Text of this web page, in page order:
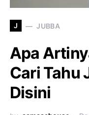
J JUBBA
Apa
Cari Tahu
Disini